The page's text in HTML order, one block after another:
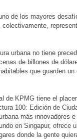
de los mayores
urbana no tiene
de billones de
que guarden
de KPMG tiene el
100: Edición de
más innovadores
en Singapur, ofrece
donde la gente